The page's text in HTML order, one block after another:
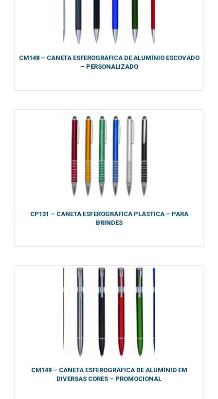
CM148 – CANETA ESFEROGRÁFICA DE ALUMÍNIO ESCOVADO
– PERSONALIZADO
CP131 – CANETA ESFEROGRÁFICA PLÁSTICA – PARA
BRINDES
CM149 – CANETA ESFEROGRÁFICA DE ALUMÍNIO EM
DIVERSAS CORES – PROMOCIONAL